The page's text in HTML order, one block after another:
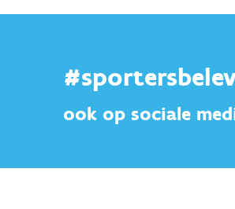
ook op sociale